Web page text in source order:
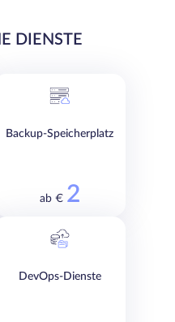
DIENSTE
Backup-Speicherplatz
ab € 2
DevOps-Dienste